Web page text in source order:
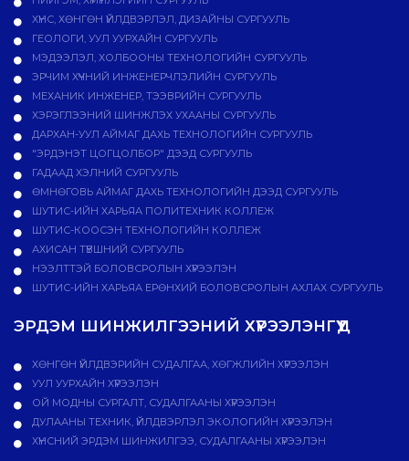
ХҮНС, ХӨНГӨН ҮЙЛДВЭРЛЭЛ, ДИЗАЙНЫ СУРГУУЛЬ
ГЕОЛОГИ, УУЛ УУРХАЙН СУРГУУЛЬ
МЭДЭЭЛЭЛ, ХОЛБООНЫ ТЕХНОЛОГИЙН СУРГУУЛЬ
ЭРЧИМ ХҮЧНИЙ ИНЖЕНЕРЧЛЭЛИЙН СУРГУУЛЬ
МЕХАНИК ИНЖЕНЕР, ТЭЭВРИЙН СУРГУУЛЬ
ХЭРЭГЛЭЭНИЙ ШИНЖЛЭХ УХААНЫ СУРГУУЛЬ
ДАРХАН-УУЛ АЙМАГ ДАХЬ ТЕХНОЛОГИЙН СУРГУУЛЬ
"ЭРДЭНЭТ ЦОГЦОЛБОР" ДЭЭД СУРГУУЛЬ
ГАДААД ХЭЛНИЙ СУРГУУЛЬ
ӨМНӨГОВЬ АЙМАГ ДАХЬ ТЕХНОЛОГИЙН ДЭЭД СУРГУУЛЬ
ШУТИС-ИЙН ХАРЬЯА ПОЛИТЕХНИК КОЛЛЕЖ
ШУТИС-КООСЭН ТЕХНОЛОГИЙН КОЛЛЕЖ
АХИСАН ТҮВШНИЙ СУРГУУЛЬ
НЭЭЛТТЭЙ БОЛОВСРОЛЫН ХҮРЭЭЛЭН
ШУТИС-ИЙН ХАРЬЯА ЕРӨНХИЙ БОЛОВСРОЛЫН АХЛАХ СУРГУУЛЬ
ЭРДЭМ ШИНЖИЛГЭЭНИЙ ХҮРЭЭЛЭНГҮҮД
ХӨНГӨН ҮЙЛДВЭРИЙН СУДАЛГАА, ХӨГЖЛИЙН ХҮРЭЭЛЭН
УУЛ УУРХАЙН ХҮРЭЭЛЭН
ОЙ МОДНЫ СУРГАЛТ, СУДАЛГААНЫ ХҮРЭЭЛЭН
ДУЛААНЫ ТЕХНИК, ҮЙЛДВЭРЛЭЛ ЭКОЛОГИЙН ХҮРЭЭЛЭН
ХҮНСНИЙ ЭРДЭМ ШИНЖИЛГЭЭ, СУДАЛГААНЫ ХҮРЭЭЛЭН